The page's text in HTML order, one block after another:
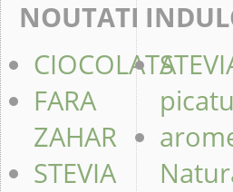
NOUTATI
CIOCOLATA
FARA
ZAHAR
STEVIA